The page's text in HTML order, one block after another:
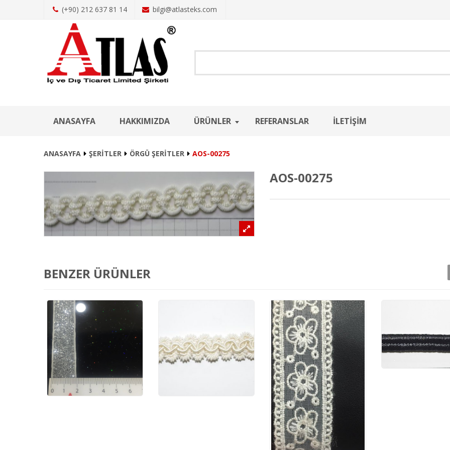
(+90) 212 637 81 14 bilgi@atlasteks.com
ANASAYFA HAKKIMIZDA ÜRÜNLER REFERANSLAR İLETIŞIM
ANASAYFA ŞERİTLER ÖRGÜ ŞERİTLER AOS-00275
AOS-00275
BENZER ÜRÜNLER